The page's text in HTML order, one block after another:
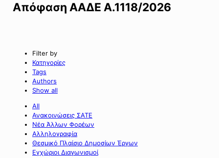
Απόφαση ΑΑΔΕ Α.1118/2026
Filter by
Κατηγορίες
Tags
Authors
Show all
All
Ανακοινώσεις ΣΑΤΕ
Νέα Άλλων Φορέων
Αλληλογραφία
Θεσμικό Πλαίσιο Δημοσίων Έργων
Εγχώριοι Διαγωνισμοί